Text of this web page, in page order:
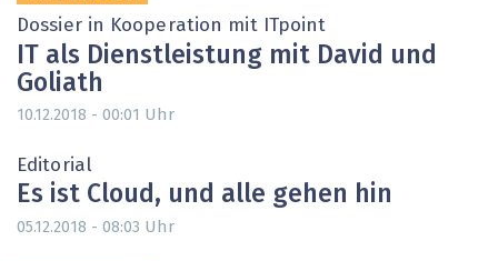
Dossier in Kooperation mit ITpoint
IT als Dienstleistung mit David und
Goliath
10.12.2018 - 00:01 Uhr
Editorial
Es ist Cloud, und alle gehen hin
05.12.2018 - 08:03 Uhr